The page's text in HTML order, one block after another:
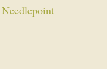
Needlepoint